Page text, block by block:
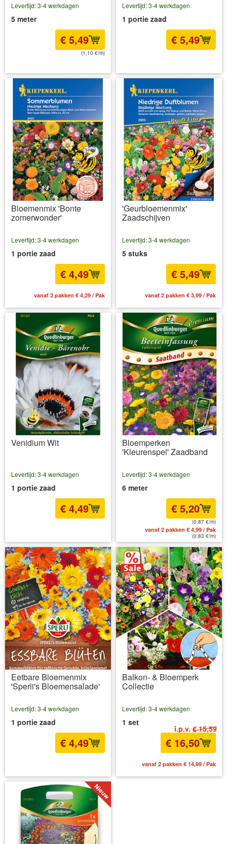
Levertijd: 3-4 werkdagen
5 meter
€ 5,49
(1,10 €/m)
Levertijd: 3-4 werkdagen
1 portie zaad
€ 5,49
Bloemenmix 'Bonte
zomerwonder'
Levertijd: 3-4 werkdagen
1 portie zaad
€ 4,49
vanaf 2 pakken € 4,29 / Pak
'Geurbloemenmix'
Zaadschijven
Levertijd: 3-4 werkdagen
5 stuks
€ 5,49
vanaf 2 pakken € 3,99 / Pak
Venidium Wit
Levertijd: 3-4 werkdagen
1 portie zaad
€ 4,49
Bloemperken
'Kleurenspel' Zaadband
Levertijd: 3-4 werkdagen
6 meter
€ 5,20
(0,87 €/m)
vanaf 2 pakken € 4,99 / Pak
(0,83 €/m)
Eetbare Bloemenmix
'Sperli's Bloemensalade'
Levertijd: 3-4 werkdagen
1 portie zaad
€ 4,49
Balkon- & Bloemperk
Collectie
i.p.v. € 15,59
Levertijd: 3-4 werkdagen
1 set
€ 16,50
vanaf 2 pakken € 14,99 / Pak